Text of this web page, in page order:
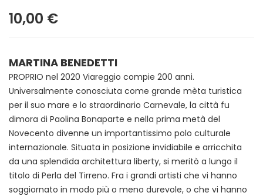
10,00 €
MARTINA BENEDETTI
PROPRIO nel 2020 Viareggio compie 200 anni.
Universalmente conosciuta come grande mèta turistica
per il suo mare e lo straordinario Carnevale, la città fu
dimora di Paolina Bonaparte e nella prima metà del
Novecento divenne un importantissimo polo culturale
internazionale. Situata in posizione invidiabile e arricchita
da una splendida architettura liberty, si meritò a lungo il
titolo di Perla del Tirreno. Fra i grandi artisti che vi hanno
soggiornato in modo più o meno durevole, o che vi hanno